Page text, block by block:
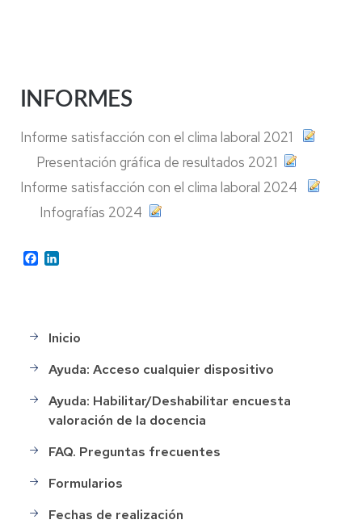
INFORMES
Informe satisfacción con el clima laboral 2021
Presentación gráfica de resultados 2021
Informe satisfacción con el clima laboral 2024
Infografías 2024
Facebook
Main
Inicio
Ayuda: Acceso cualquier dispositivo
Ayuda: Habilitar/Deshabilitar encuesta
valoración de la docencia
FAQ. Preguntas frecuentes
Formularios
Fechas de realización